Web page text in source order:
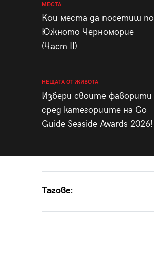
МЕСТА
Кои места да посетиш по
Южното Черноморие
(Част II)
НЕЩАТА ОТ ЖИВОТА
Избери своите фаворити
сред категориите на Go
Guide Seaside Awards 2026!
Тагове: